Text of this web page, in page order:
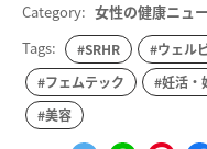
Category: 女性の健康ニュ
Tags:
#SRHR #ウェル
#フェムテック
#妊活・
#美容